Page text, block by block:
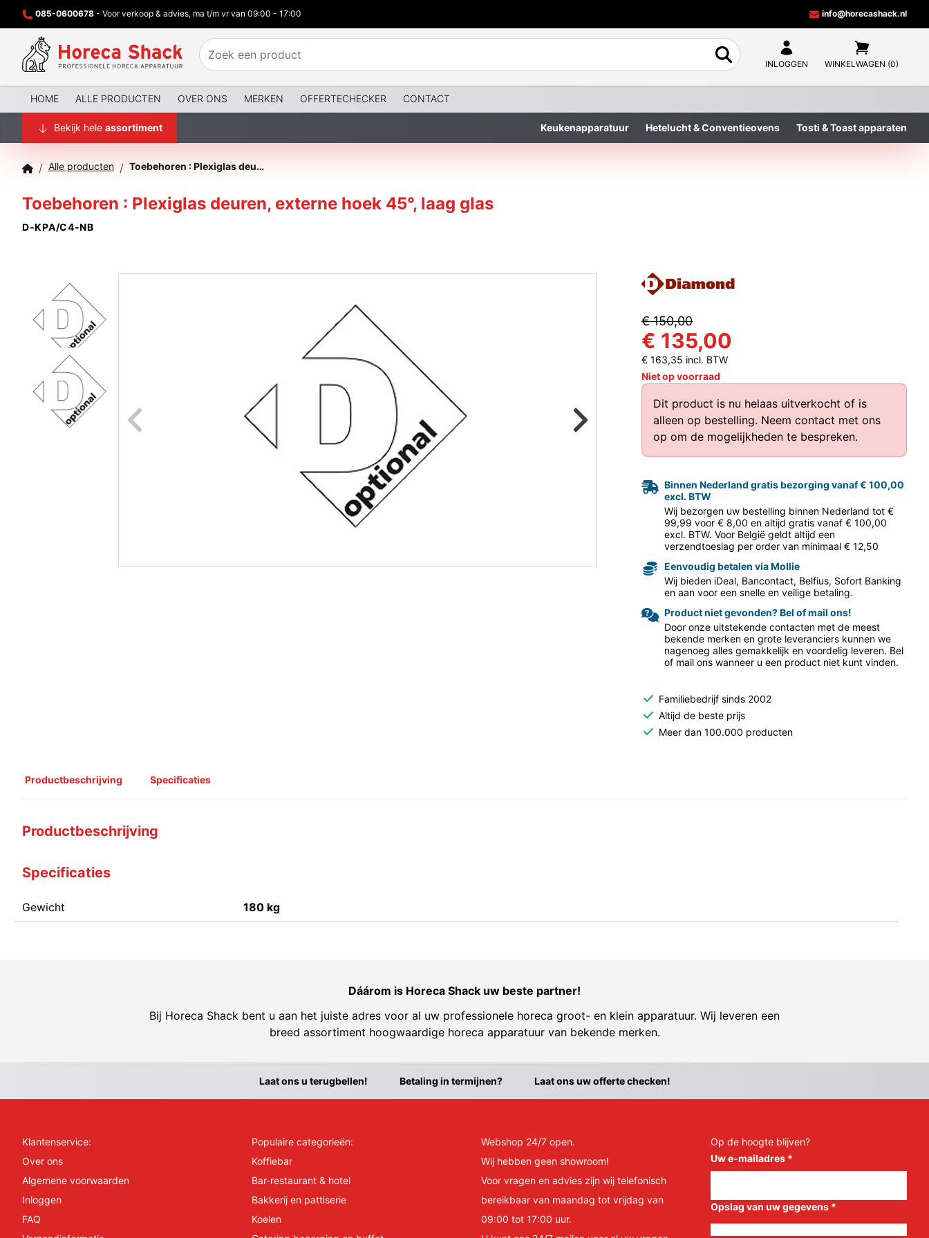
085-0600678 - Voor verkoop & advies, ma t/m vr van 09:00 - 17:00 info@horecashack.nl
INLOGGEN WINKELWAGEN (0)
HOME ALLE PRODUCTEN OVER ONS MERKEN OFFERTECHECKER CONTACT
Bekijk hele assortiment Keukenapparatuur Hetelucht & Conventieovens Tosti & Toast apparaten
/ Alle producten / Toebehoren : Plexiglas deuren, externe hoek 45°, laag glas
Toebehoren : Plexiglas deuren, externe hoek 45°, laag glas
D-KPA/C4-NB
Naar vorige foto Naar volgende
€ 150,00
€ 135,00
€ 163,35 incl. BTW
Niet op voorraad
Dit product is nu helaas uitverkocht of is
alleen op bestelling. Neem contact met ons
op om de mogelijkheden te bespreken.
Binnen Nederland gratis bezorging vanaf € 100,00
excl. BTW
Wij bezorgen uw bestelling binnen Nederland tot €
99,99 voor € 8,00 en altijd gratis vanaf € 100,00
excl. BTW. Voor België geldt altijd een
verzendtoeslag per order van minimaal € 12,50
Eenvoudig betalen via Mollie
Wij bieden iDeal, Bancontact, Belfius, Sofort Banking
en aan voor een snelle en veilige betaling.
Product niet gevonden? Bel of mail ons!
Door onze uitstekende contacten met de meest
bekende merken en grote leveranciers kunnen we
nagenoeg alles gemakkelijk en voordelig leveren. Bel
of mail ons wanneer u een product niet kunt vinden.
Familiebedrijf sinds 2002
Altijd de beste prijs
Meer dan 100.000 producten
Productbeschrijving Specificaties
Productbeschrijving
Specificaties
Gewicht 180 kg
Dáárom is Horeca Shack uw beste partner!
Bij Horeca Shack bent u aan het juiste adres voor al uw professionele horeca groot- en klein apparatuur. Wij leveren een
breed assortiment hoogwaardige horeca apparatuur van bekende merken.
Laat ons u terugbellen! Betaling in termijnen? Laat ons uw offerte checken!
Klantenservice:
Over ons
Algemene voorwaarden
Inloggen
FAQ
Populaire categorieën:
Koffiebar
Bar-restaurant & hotel
Bakkerij en pattiserie
Koelen
Webshop 24/7 open.
Wij hebben geen showroom!
Voor vragen en advies zijn wij telefonisch
bereikbaar van maandag tot vrijdag van
09:00 tot 17:00 uur.
Op de hoogte blijven?
Uw e-mailadres *
Opslag van uw gegevens *